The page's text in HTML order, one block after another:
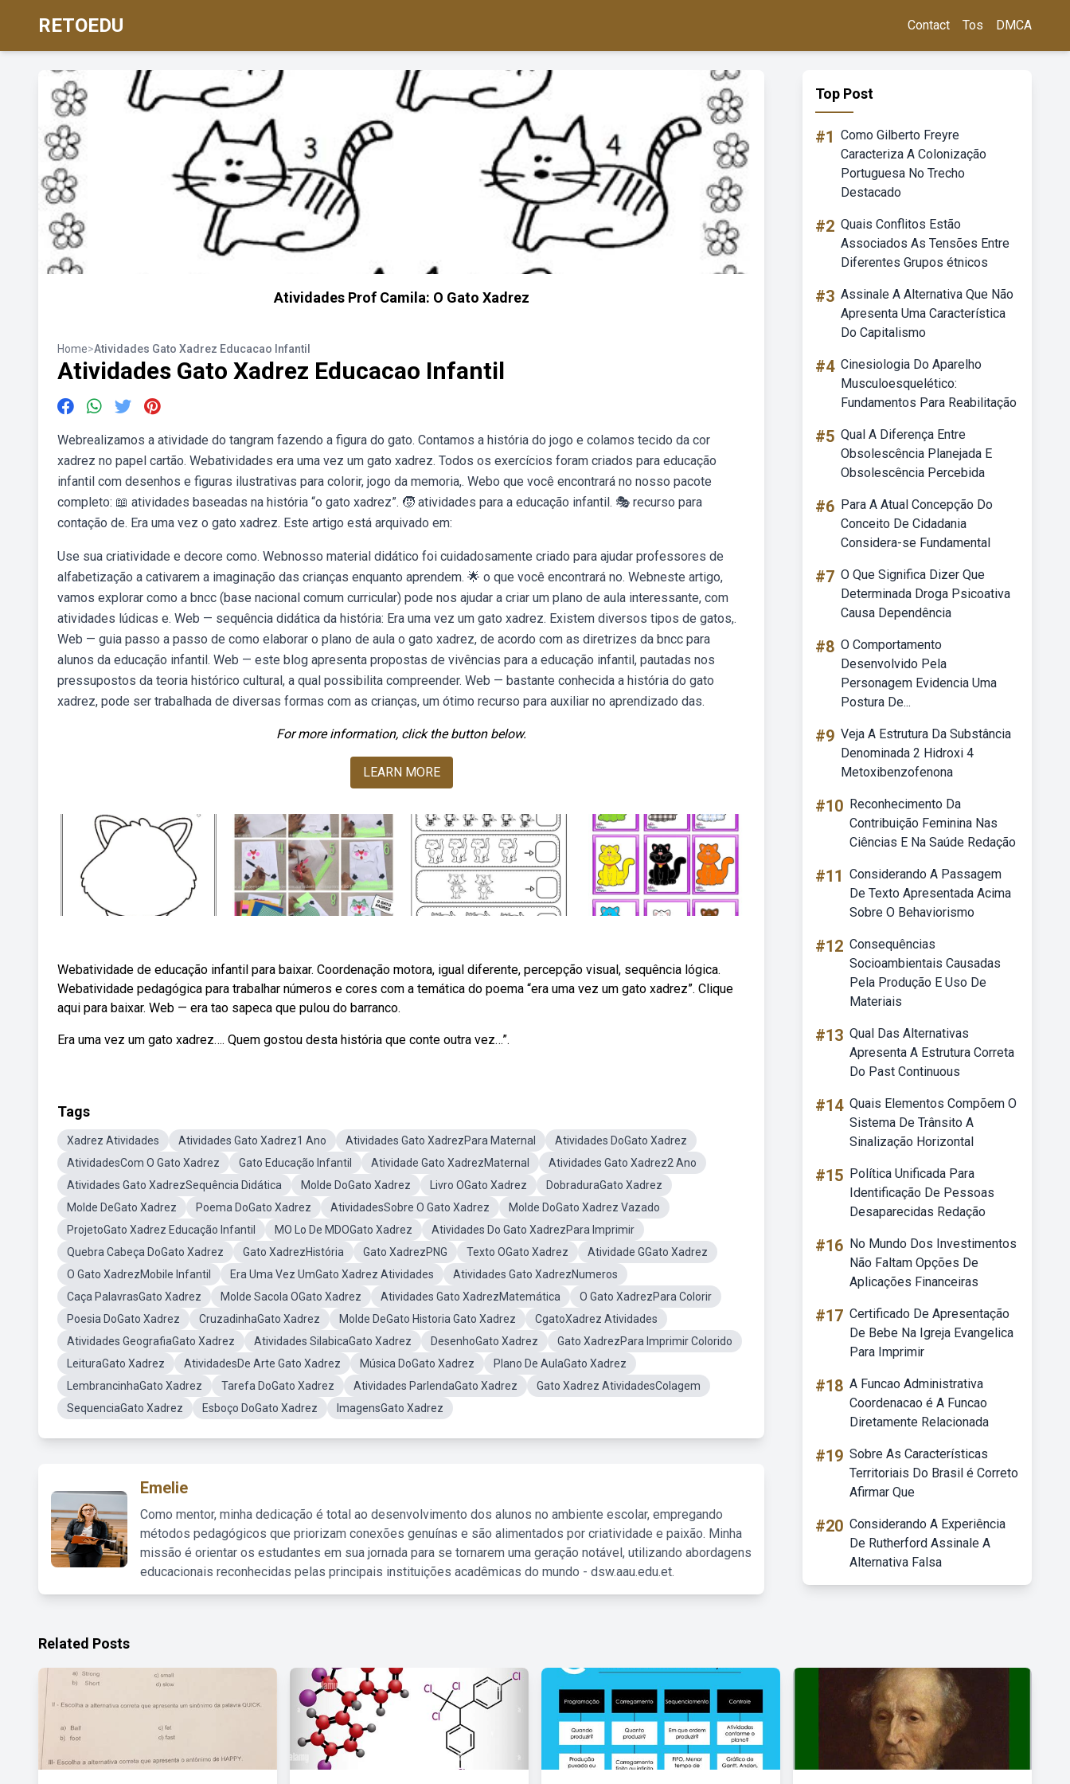
RETOEDU Contact Tos DMCA
Atividades Prof Camila: O Gato Xadrez
Home>Atividades Gato Xadrez Educacao Infantil
Atividades Gato Xadrez Educacao Infantil
Webrealizamos a atividade do tangram fazendo a figura do gato. Contamos a história do jogo e colamos tecido da cor
xadrez no papel cartão. Webatividades era uma vez um gato xadrez. Todos os exercícios foram criados para educação
infantil com desenhos e figuras ilustrativas para colorir, jogo da memoria,. Webo que você encontrará no nosso pacote
completo: 📖 atividades baseadas na história “o gato xadrez”. 🧒 atividades para a educação infantil. 🎭 recurso para
contação de. Era uma vez o gato xadrez. Este artigo está arquivado em:
Use sua criatividade e decore como. Webnosso material didático foi cuidadosamente criado para ajudar professores de
alfabetização a cativarem a imaginação das crianças enquanto aprendem. 🌟 o que você encontrará no. Webneste artigo,
vamos explorar como a bncc (base nacional comum curricular) pode nos ajudar a criar um plano de aula interessante, com
atividades lúdicas e. Web — sequência didática da história: Era uma vez um gato xadrez. Existem diversos tipos de gatos,.
Web — guia passo a passo de como elaborar o plano de aula o gato xadrez, de acordo com as diretrizes da bncc para
alunos da educação infantil. Web — este blog apresenta propostas de vivências para a educação infantil, pautadas nos
pressupostos da teoria histórico cultural, a qual possibilita compreender. Web — bastante conhecida a história do gato
xadrez, pode ser trabalhada de diversas formas com as crianças, um ótimo recurso para auxiliar no aprendizado das.
For more information, click the button below.
LEARN MORE
Webatividade de educação infantil para baixar. Coordenação motora, igual diferente, percepção visual, sequência lógica.
Webatividade pedagógica para trabalhar números e cores com a temática do poema “era uma vez um gato xadrez”. Clique
aqui para baixar. Web — era tao sapeca que pulou do barranco.
Era uma vez um gato xadrez…. Quem gostou desta história que conte outra vez…”.
Tags
Xadrez Atividades Atividades Gato Xadrez1 Ano Atividades Gato XadrezPara Maternal
Atividades DoGato Xadrez
AtividadesCom O Gato Xadrez
Gato Educação Infantil Atividade Gato XadrezMaternal
Atividades Gato Xadrez2 Ano
Atividades Gato XadrezSequência Didática
Molde DoGato Xadrez Livro OGato Xadrez
DobraduraGato Xadrez
Molde DeGato Xadrez
Poema DoGato Xadrez AtividadesSobre O Gato Xadrez
Molde DoGato Xadrez Vazado
ProjetoGato Xadrez Educação Infantil
MO Lo De MDOGato Xadrez
Atividades Do Gato XadrezPara Imprimir
Quebra Cabeça DoGato Xadrez
Gato XadrezHistória Gato XadrezPNG Texto OGato Xadrez
Atividade GGato Xadrez
O Gato XadrezMobile Infantil
Era Uma Vez UmGato Xadrez Atividades
Atividades Gato XadrezNumeros
Caça PalavrasGato Xadrez
Molde Sacola OGato Xadrez Atividades Gato XadrezMatemática
O Gato XadrezPara Colorir
Poesia DoGato Xadrez
CruzadinhaGato Xadrez Molde DeGato Historia Gato Xadrez
CgatoXadrez Atividades
Atividades GeografiaGato Xadrez
Atividades SilabicaGato Xadrez DesenhoGato Xadrez
Gato XadrezPara Imprimir Colorido
LeituraGato Xadrez
AtividadesDe Arte Gato Xadrez Música DoGato Xadrez
Plano De AulaGato Xadrez
LembrancinhaGato Xadrez
Tarefa DoGato Xadrez Atividades ParlendaGato Xadrez
Gato Xadrez AtividadesColagem
SequenciaGato Xadrez
Esboço DoGato Xadrez ImagensGato Xadrez
Emelie
Como mentor, minha dedicação é total ao desenvolvimento dos alunos no ambiente escolar, empregando
métodos pedagógicos que priorizam conexões genuínas e são alimentados por criatividade e paixão. Minha
missão é orientar os estudantes em sua jornada para se tornarem uma geração notável, utilizando abordagens
educacionais reconhecidas pelas principais instituições acadêmicas do mundo - dsw.aau.edu.et.
Top Post
#1 Como Gilberto Freyre
Caracteriza A Colonização
Portuguesa No Trecho
Destacado
#2 Quais Conflitos Estão
Associados As Tensões Entre
Diferentes Grupos étnicos
#3 Assinale A Alternativa Que Não
Apresenta Uma Característica
Do Capitalismo
#4 Cinesiologia Do Aparelho
Musculoesquelético:
Fundamentos Para Reabilitação
#5 Qual A Diferença Entre
Obsolescência Planejada E
Obsolescência Percebida
#6 Para A Atual Concepção Do
Conceito De Cidadania
Considera-se Fundamental
#7 O Que Significa Dizer Que
Determinada Droga Psicoativa
Causa Dependência
#8 O Comportamento
Desenvolvido Pela
Personagem Evidencia Uma
Postura De...
#9 Veja A Estrutura Da Substância
Denominada 2 Hidroxi 4
Metoxibenzofenona
#10 Reconhecimento Da
Contribuição Feminina Nas
Ciências E Na Saúde Redação
#11 Considerando A Passagem
De Texto Apresentada Acima
Sobre O Behaviorismo
#12 Consequências
Socioambientais Causadas
Pela Produção E Uso De
Materiais
#13 Qual Das Alternativas
Apresenta A Estrutura Correta
Do Past Continuous
#14 Quais Elementos Compõem O
Sistema De Trânsito A
Sinalização Horizontal
#15 Política Unificada Para
Identificação De Pessoas
Desaparecidas Redação
#16 No Mundo Dos Investimentos
Não Faltam Opções De
Aplicações Financeiras
#17 Certificado De Apresentação
De Bebe Na Igreja Evangelica
Para Imprimir
#18 A Funcao Administrativa
Coordenacao é A Funcao
Diretamente Relacionada
#19 Sobre As Características
Territoriais Do Brasil é Correto
Afirmar Que
#20 Considerando A Experiência
De Rutherford Assinale A
Alternativa Falsa
Related Posts